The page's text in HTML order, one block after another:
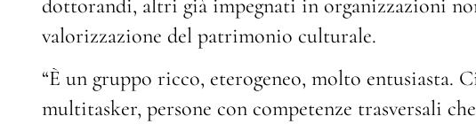
dottorandi, altri già impegnati in organizzazioni
valorizzazione del patrimonio culturale.
“È un gruppo ricco, eterogeneo, molto entusiasta.
multitasker, persone con competenze trasversali